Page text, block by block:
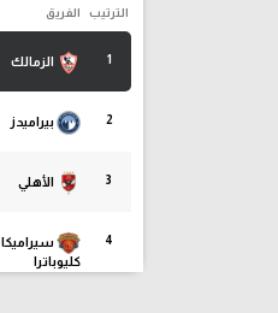
الترتيب الفريق
1 الزمالك
2 بيراميدز
3 الأهلي
4
سيراميكا
كليوباترا